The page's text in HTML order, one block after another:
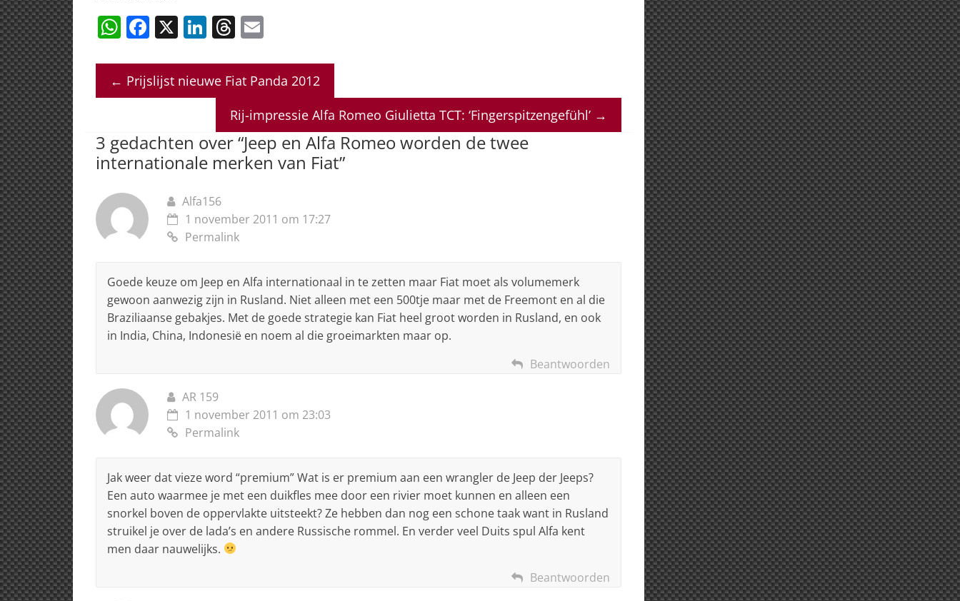
W
at
s
p
p
F
c
e
o
o
X Li
k
e
n
T
re
a
d
s
ai
l
← Prijslijst nieuwe Fiat Panda 2012
Rij-impressie Alfa Romeo Giulietta TCT: ‘Fingerspitzengefühl’ →
3 gedachten over “Jeep en Alfa Romeo worden de twee
internationale merken van Fiat”
Alfa156
1 november 2011 om 17:27
Permalink
Goede keuze om Jeep en Alfa internationaal in te zetten maar Fiat moet als volumemerk
gewoon aanwezig zijn in Rusland. Niet alleen met een 500tje maar met de Freemont en al die
Braziliaanse gebakjes. Met de goede strategie kan Fiat heel groot worden in Rusland, en ook
in India, China, Indonesië en noem al die groeimarkten maar op.
Beantwoorden
AR 159
1 november 2011 om 23:03
Permalink
Jak weer dat vieze word “premium” Wat is er premium aan een wrangler de Jeep der Jeeps?
Een auto waarmee je met een duikfles mee door een rivier moet kunnen en alleen een
snorkel boven de oppervlakte uitsteekt? Ze hebben dan nog een schone taak want in Rusland
struikel je over de lada’s en andere Russische rommel. En verder veel Duits spul Alfa kent
men daar nauwelijks.
Beantwoorden